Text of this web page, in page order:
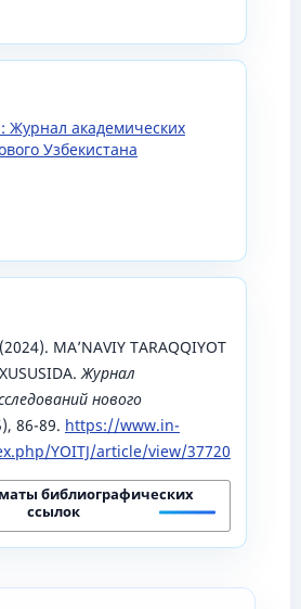
Журнал академических
Узбекистана
MA’NAVIY TARAQQIYOT
Журнал
нового
86-89. https://www.in-
YOITJ/article/view/37720
библиографических
ссылок